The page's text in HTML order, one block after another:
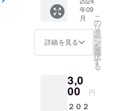
を、お
願いい
たしま
す。
ていた
だきま
す 15周
年のご
支援込
みのチ
です。
ドリン
ク、テ
イクア
年09
月
詳細を見る
こ
の
リ
タ
ー
ン
を
選
択
す
る
3,0
00 円
２０２